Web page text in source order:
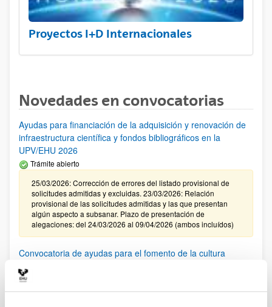
Proyectos I+D Internacionales
Novedades en convocatorias
Ayudas para financiación de la adquisición y renovación de
infraestructura científica y fondos bibliográficos en la
UPV/EHU 2026
Trámite abierto
25/03/2026: Corrección de errores del listado provisional de
solicitudes admitidas y excluidas. 23/03/2026: Relación
provisional de las solicitudes admitidas y las que presentan
algún aspecto a subsanar. Plazo de presentación de
alegaciones: del 24/03/2026 al 09/04/2026 (ambos incluídos)
Convocatoria de ayudas para el fomento de la cultura